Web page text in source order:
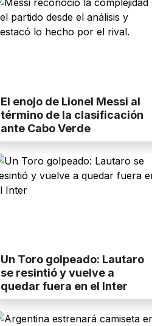
El enojo de Lionel Messi al
término de la clasificación
ante Cabo Verde
Un Toro golpeado: Lautaro
se resintió y vuelve a
quedar fuera en el Inter